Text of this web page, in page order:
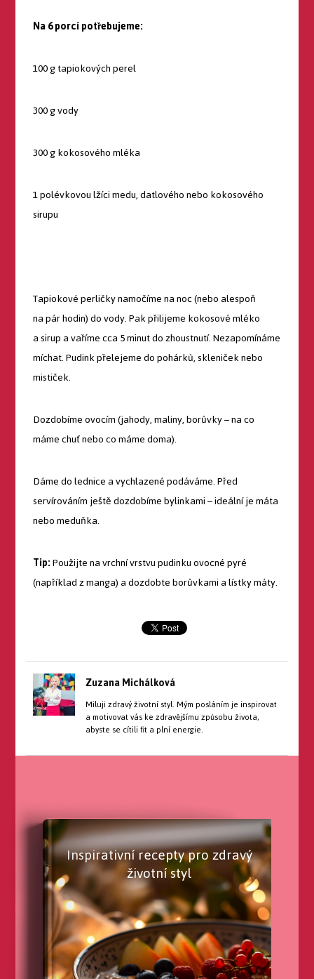
Na 6 porcí potřebujeme:
100 g tapiokových perel
300 g vody
300 g kokosového mléka
1 polévkovou lžíci medu, datlového nebo kokosového
sirupu
Tapiokové perličky namočíme na noc (nebo alespoň
na pár hodin) do vody. Pak přilijeme kokosové mléko
a sirup a vaříme cca 5 minut do zhoustnutí. Nezapomínáme
míchat. Pudink přelejeme do pohárků, skleniček nebo
mističek.
Dozdobíme ovocím (jahody, maliny, borůvky – na co
máme chuť nebo co máme doma).
Dáme do lednice a vychlazené podáváme. Před
servírováním ještě dozdobíme bylinkami – ideální je máta
nebo meduňka.
Tip:Použijte na vrchní vrstvu pudinku ovocné pyré
(například z manga) a dozdobte borůvkami a lístky máty.
Zuzana Michálková
Miluji zdravý životní styl. Mým posláním je inspirovat
a motivovat vás ke zdravějšímu způsobu života,
abyste se cítili fit a plní energie.
Inspirativní recepty pro zdravý
životní styl